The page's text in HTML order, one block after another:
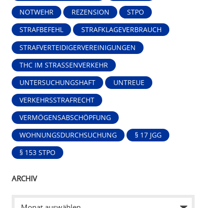
NOTWEHR REZENSION STPO
STRAFBEFEHL STRAFKLAGEVERBRAUCH
STRAFVERTEIDIGERVEREINIGUNGEN
THC IM STRASSENVERKEHR
UNTERSUCHUNGSHAFT UNTREUE
VERKEHRSSTRAFRECHT
VERMÖGENSABSCHÖPFUNG
WOHNUNGSDURCHSUCHUNG § 17 JGG
§ 153 STPO
ARCHIV